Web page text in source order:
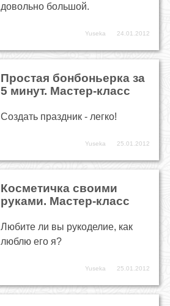
довольно большой.
Yuseka 24.01.2012
Простая бонбоньерка за
5 минут. Мастер-класс
Создать праздник - легко!
Yuseka 25.01.2012
Косметичка своими
руками. Мастер-класс
Любите ли вы рукоделие, как
люблю его я?
Yuseka 25.01.2012